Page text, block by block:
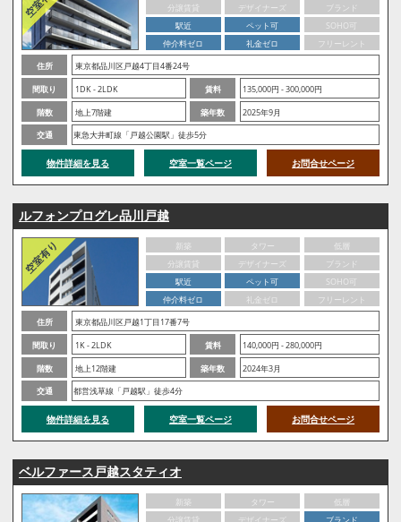
分譲賃貸
デザイナーズ
ブランド
駅近
ペット可
SOHO可
仲介料ゼロ
礼金ゼロ
フリーレント
住所
東京都品川区戸越4丁目4番24号
間取り
1DK - 2LDK 賃料
135,000円 - 300,000円
階数
地上7階建 築年数
2025年9月
交通
東急大井町線「戸越公園駅」徒歩5分
物件詳細を見る 空室一覧ページ お問合せページ
ルフォンプログレ品川戸越
新築 タワー
低層
分譲賃貸
デザイナーズ
ブランド
駅近
ペット可
SOHO可
仲介料ゼロ
礼金ゼロ
フリーレント
住所
東京都品川区戸越1丁目17番7号
間取り
1K - 2LDK 賃料
140,000円 - 280,000円
階数
地上12階建 築年数
2024年3月
交通
都営浅草線「戸越駅」徒歩4分
物件詳細を見る 空室一覧ページ お問合せページ
ベルファース戸越スタティオ
新築 タワー
低層
分譲賃貸
デザイナーズ
ブランド